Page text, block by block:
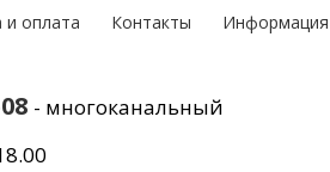
и оплата Контакты Информация
- многоканальный